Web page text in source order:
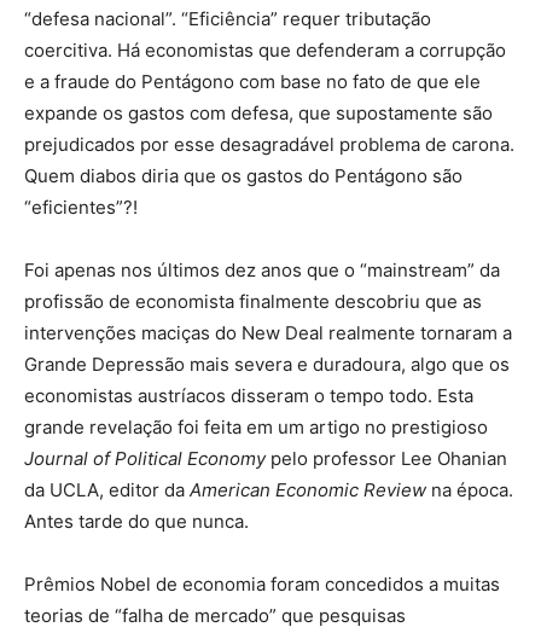
“defesa nacional”. “Eficiência” requer tributação
coercitiva. Há economistas que defenderam a corrupção
e a fraude do Pentágono com base no fato de que ele
expande os gastos com defesa, que supostamente são
prejudicados por esse desagradável problema de carona.
Quem diabos diria que os gastos do Pentágono são
“eficientes”?!
Foi apenas nos últimos dez anos que o “mainstream” da
profissão de economista finalmente descobriu que as
intervenções maciças do New Deal realmente tornaram a
Grande Depressão mais severa e duradoura, algo que os
economistas austríacos disseram o tempo todo. Esta
grande revelação foi feita em um artigo no prestigioso
Journal of Political Economy pelo professor Lee Ohanian
da UCLA, editor da American Economic Review na época.
Antes tarde do que nunca.
Prêmios Nobel de economia foram concedidos a muitas
teorias de “falha de mercado” que pesquisas